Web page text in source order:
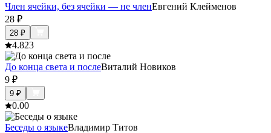
Член ячейки, без ячейки — не членЕвгений Клейменов
28 ₽
28 ₽
4.823
До конца света и послеВиталий Новиков
9 ₽
9 ₽
0.00
Беседы о языкеВладимир Титов